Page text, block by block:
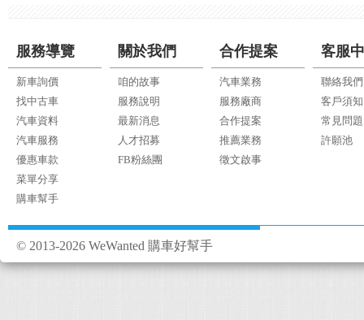
服務導覽
新車詢價
找中古車
汽車資料
汽車服務
優惠車款
菜單分享
購車幫手
關於我們
咱的故事
服務說明
最新消息
人才招募
FB粉絲團
合作提案
汽車業務
服務廠商
合作提案
推薦業務
徵文啟事
客服
聯絡我們
客戶須知
常見問題
許願池
© 2013-2026 WeWanted 購車好幫手